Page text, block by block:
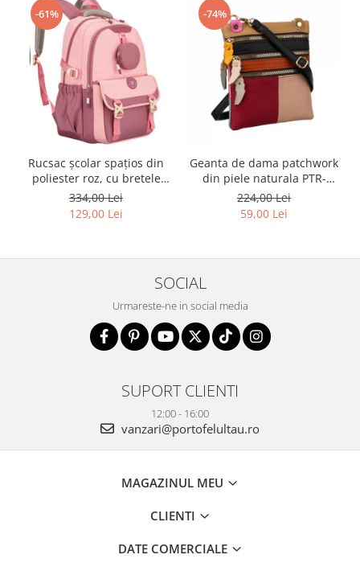
-61%
Rucsac școlar spațios din
poliester roz, cu bretele
reglabile - Peterson PTR-
PTN 8610-1327 PINK
334,00 Lei
129,00 Lei
-74%
Geanta de dama patchwork
din piele naturala PTR-
1718-SKL-6922 MULTI
224,00 Lei
59,00 Lei
SOCIAL
Urmareste-ne in social media
SUPORT CLIENTI
12:00 - 16:00
vanzari@portofelultau.ro
MAGAZINUL MEU
CLIENTI
DATE COMERCIALE